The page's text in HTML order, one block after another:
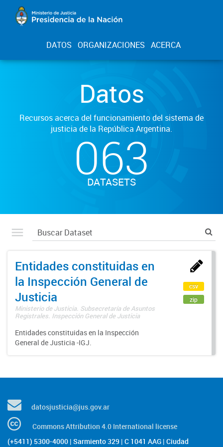
DATOS ORGANIZACIONES ACERCA
Datos
Recursos acerca del funcionamiento del sistema de
justicia de la República Argentina.
063
DATASETS
Entidades constituidas en
la Inspección General de
Justicia
Ministerio de Justicia. Subsecretaría de Asuntos
Registrales. Inspección General de Justicia
Entidades constituidas en la Inspección
General de Justicia -IGJ.
csv
zip
datosjusticia@jus.gov.ar
Commons Attribution 4.0 International license
(+5411) 5300-4000 | Sarmiento 329 | C 1041 AAG | Ciudad